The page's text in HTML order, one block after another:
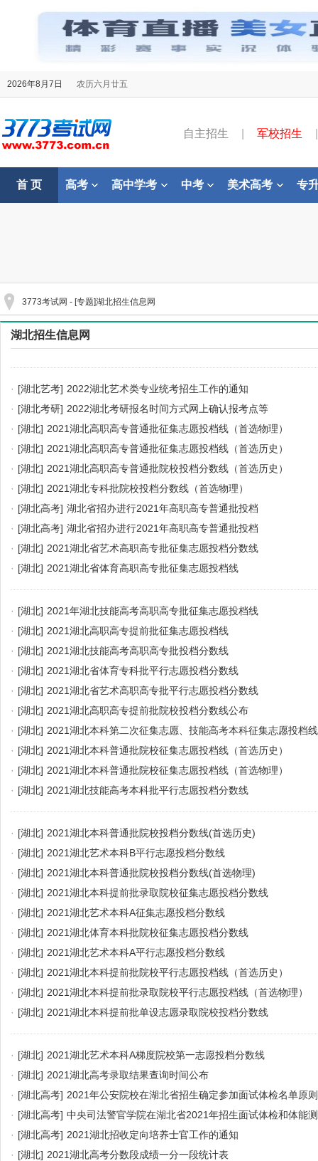
2026年8月7日 农历六月廿五
自主招生 军校招生
首 页 高考 高中学考 中考 美术高考 专
3773考试网 - [专题]湖北招生信息网
湖北招生信息网
· [湖北艺考] 2022湖北艺术类专业统考招生工作的通知
· [湖北考研] 2022湖北考研报名时间方式网上确认报考点等
· [湖北] 2021湖北高职高专普通批征集志愿投档线（首选物理）
· [湖北] 2021湖北高职高专普通批征集志愿投档线（首选历史）
· [湖北] 2021湖北高职高专普通批院校投档分数线（首选历史）
· [湖北] 2021湖北专科批院校投档分数线（首选物理）
· [湖北高考] 湖北省招办进行2021年高职高专普通批投档
· [湖北高考] 湖北省招办进行2021年高职高专普通批投档
· [湖北] 2021湖北省艺术高职高专批征集志愿投档分数线
· [湖北] 2021湖北省体育高职高专批征集志愿投档线
· [湖北] 2021年湖北技能高考高职高专批征集志愿投档线
· [湖北] 2021湖北高职高专提前批征集志愿投档线
· [湖北] 2021湖北技能高考高职高专批投档分数线
· [湖北] 2021湖北省体育专科批平行志愿投档分数线
· [湖北] 2021湖北省艺术高职高专批平行志愿投档分数线
· [湖北] 2021湖北高职高专提前批院校投档分数线公布
· [湖北] 2021湖北本科第二次征集志愿、技能高考本科征集志愿投档线
· [湖北] 2021湖北本科普通批院校征集志愿投档线（首选历史）
· [湖北] 2021湖北本科普通批院校征集志愿投档线（首选物理）
· [湖北] 2021湖北技能高考本科批平行志愿投档分数线
· [湖北] 2021湖北本科普通批院校投档分数线(首选历史)
· [湖北] 2021湖北艺术本科B平行志愿投档分数线
· [湖北] 2021湖北本科普通批院校投档分数线(首选物理)
· [湖北] 2021湖北本科提前批录取院校征集志愿投档分数线
· [湖北] 2021湖北艺术本科A征集志愿投档分数线
· [湖北] 2021湖北体育本科批院校征集志愿投档分数线
· [湖北] 2021湖北艺术本科A平行志愿投档分数线
· [湖北] 2021湖北本科提前批院校平行志愿投档线（首选历史）
· [湖北] 2021湖北本科提前批录取院校平行志愿投档线（首选物理）
· [湖北] 2021湖北本科提前批单设志愿录取院校投档分数线
· [湖北] 2021湖北艺术本科A梯度院校第一志愿投档分数线
· [湖北] 2021湖北高考录取结果查询时间公布
· [湖北高考] 2021年公安院校在湖北省招生确定参加面试体检名单原则
· [湖北高考] 中央司法警官学院在湖北省2021年招生面试体检和体能
· [湖北高考] 2021湖北招收定向培养士官工作的通知
· [湖北] 2021湖北高考分数段成绩一分一段统计表